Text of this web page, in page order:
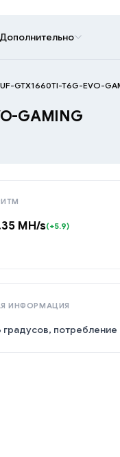
Дополнительно
GTX1660TI-T6G-EVO-
GAMING
MH/s(+5.9)
ИНФОРМАЦИЯ
потребление